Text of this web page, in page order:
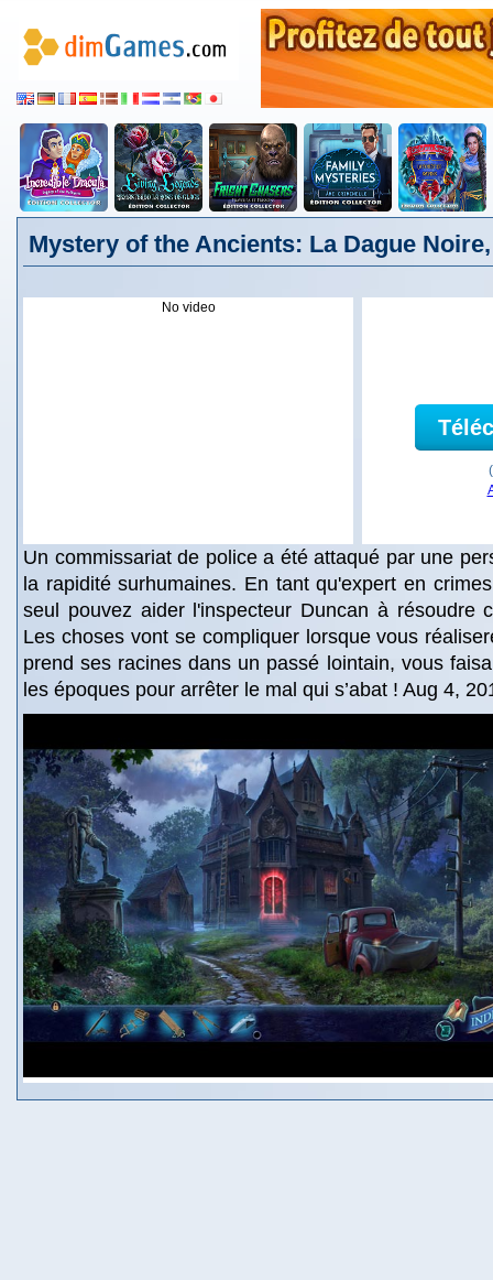
Mystery of the Ancients: La Dague
No video
Un commissariat de police a été attaqué par une
la rapidité surhumaines. En tant qu'expert en
seul pouvez aider l'inspecteur Duncan à résoudre
Les choses vont se compliquer lorsque vous
prend ses racines dans un passé lointain, vous
les époques pour arrêter le mal qui s’abat ! Aug 4,